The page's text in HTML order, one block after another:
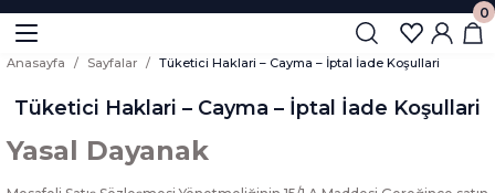
0
Anasayfa Sayfalar Tüketici Haklari – Cayma – İptal İade Koşullari
Tüketici Haklari – Cayma – İptal İade Koşullari
Yasal Dayanak